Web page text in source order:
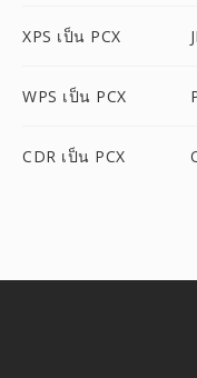
XPS เป็น PCX
WPS เป็น PCX
CDR เป็น PCX